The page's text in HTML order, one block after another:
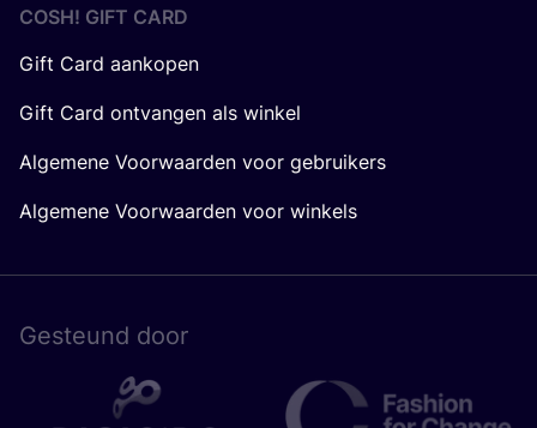
COSH! GIFT CARD
Gift Card aankopen
Gift Card ontvangen als winkel
Algemene Voorwaarden voor gebruikers
Algemene Voorwaarden voor winkels
Gesteund door